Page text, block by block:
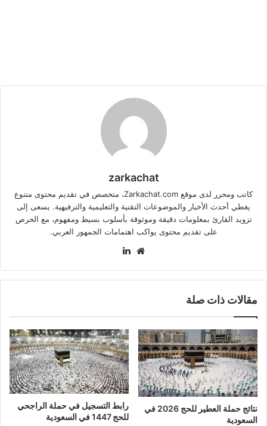
zarkachat
كاتب ومحرر لدى موقع Zarkachat.com، متخصص في تقديم محتوى متنوع
يغطي أحدث الأخبار والموضوعات التقنية والتعليمية والترفيهية. يسعى إلى
تزويد القارئ بمعلومات دقيقة وموثوقة بأسلوب بسيط ومفهوم، مع الحرص
على تقديم محتوى يواكب اهتمامات الجمهور العربي.
موقع
مقالات ذات صلة
نتائج حملة العطير للحج 2026 في
السعودية
رابط التسجيل في حملة الراجحي
للحج 1447 في السعودية